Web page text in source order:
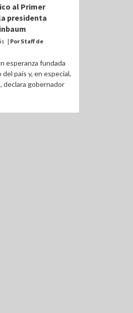
al Primer
presidenta
| Por Staff de
esperanza fundada
país y, en especial,
declara gobernador